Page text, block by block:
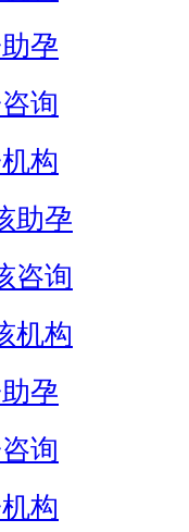
孕
询
构
助孕
咨询
机构
孕
询
构